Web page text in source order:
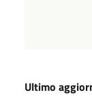
Ultimo